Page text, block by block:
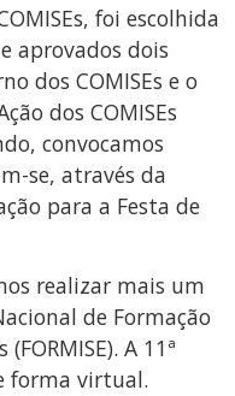
foi escolhida
aprovados dois
dos COMISEs e o
dos COMISEs
convocamos
se, através da
para a Festa de
realizar mais um
de Formação
A 11ª
forma virtual.